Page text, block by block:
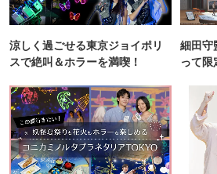
・5月のゴールデンウィーク期間限
登場
・コナンくんも遊びにくる！キャラ
・無料で参加できる謎解きラリーも
涼しく過ごせる東京ジョイポリ
スで絶叫＆ホラーを満喫！
細田守
って